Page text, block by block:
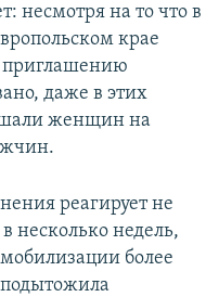
несмотря на то что в
крае
приглашению
даже в этих
женщин на
реагирует не
несколько недель,
более
подытожила